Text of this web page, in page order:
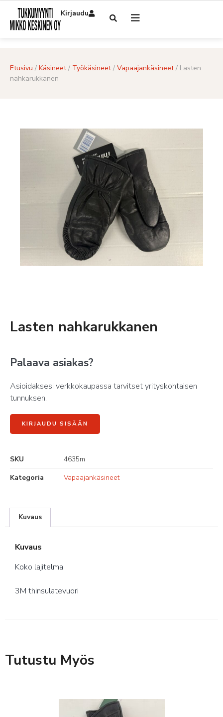
Kirjaudu
Etusivu / Käsineet/ Työkäsineet/ Vapaajankäsineet/ Lasten
nahkarukkanen
Lasten nahkarukkanen
Palaava asiakas?
Asioidaksesi verkkokaupassa tarvitset yrityskohtaisen
tunnuksen.
KIRJAUDU SISÄÄN
SKU
4635m
Kategoria
Vapaajankäsineet
Kuvaus
Kuvaus
Koko lajitelma
3M thinsulatevuori
Tutustu Myös